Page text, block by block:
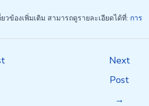
ข้องเพิ่มเติม สามารถดูรายละเอียดได้ที่: การ
Next
Post
→